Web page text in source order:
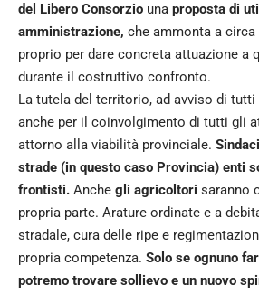
del Libero Consorzio una proposta di
amministrazione, che ammonta a circa
proprio per dare concreta attuazione a
durante il costruttivo confronto.
La tutela del territorio, ad avviso di
anche per il coinvolgimento di tutti gli
attorno alla viabilità provinciale.
strade (in questo caso Provincia) enti
frontisti. Anche gli agricoltori saranno
propria parte. Arature ordinate e a
stradale, cura delle ripe e
propria competenza. Solo se ognuno
potremo trovare sollievo e un nuovo